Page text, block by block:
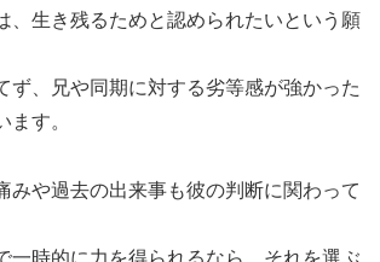
、生き残るためと認められたいという願
ず、兄や同期に対する劣等感が強かった
ます。
みや過去の出来事も彼の判断に関わって
一時的に力を得られるなら、それを選ぶ